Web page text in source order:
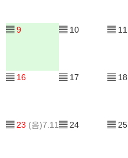
▤ 9 ▤ 10 ▤ 11
▤ 16 ▤ 17 ▤ 18
▤ 23 (음)7.11▤ 24 ▤ 25